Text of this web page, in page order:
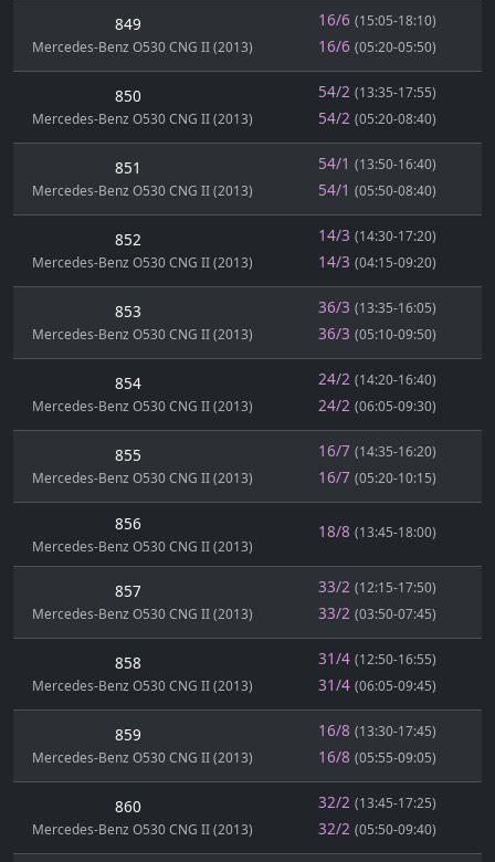
849
Mercedes-Benz O530 CNG II (2013)
16/6 (15:05-18:10)
16/6 (05:20-05:50)
850
Mercedes-Benz O530 CNG II (2013)
54/2 (13:35-17:55)
54/2 (05:20-08:40)
851
Mercedes-Benz O530 CNG II (2013)
54/1 (13:50-16:40)
54/1 (05:50-08:40)
852
Mercedes-Benz O530 CNG II (2013)
14/3 (14:30-17:20)
14/3 (04:15-09:20)
853
Mercedes-Benz O530 CNG II (2013)
36/3 (13:35-16:05)
36/3 (05:10-09:50)
854
Mercedes-Benz O530 CNG II (2013)
24/2 (14:20-16:40)
24/2 (06:05-09:30)
855
Mercedes-Benz O530 CNG II (2013)
16/7 (14:35-16:20)
16/7 (05:20-10:15)
856
Mercedes-Benz O530 CNG II (2013)
18/8 (13:45-18:00)
857
Mercedes-Benz O530 CNG II (2013)
33/2 (12:15-17:50)
33/2 (03:50-07:45)
858
Mercedes-Benz O530 CNG II (2013)
31/4 (12:50-16:55)
31/4 (06:05-09:45)
859
Mercedes-Benz O530 CNG II (2013)
16/8 (13:30-17:45)
16/8 (05:55-09:05)
860
Mercedes-Benz O530 CNG II (2013)
32/2 (13:45-17:25)
32/2 (05:50-09:40)